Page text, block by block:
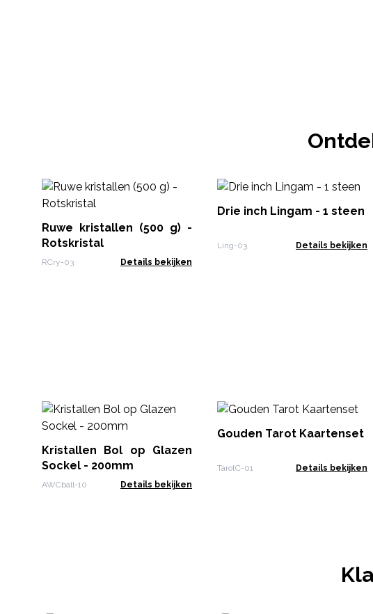
Ruwe kristallen (500 g) -
Rotskristal
RCry-03 Details bekijken
Drie inch Lingam - 1 steen
Ling-03 Details bekijken
Kristallen Bol op Glazen
Sockel - 200mm
AWCball-10 Details bekijken
Gouden Tarot Kaartenset
TarotC-01 Details bekijken